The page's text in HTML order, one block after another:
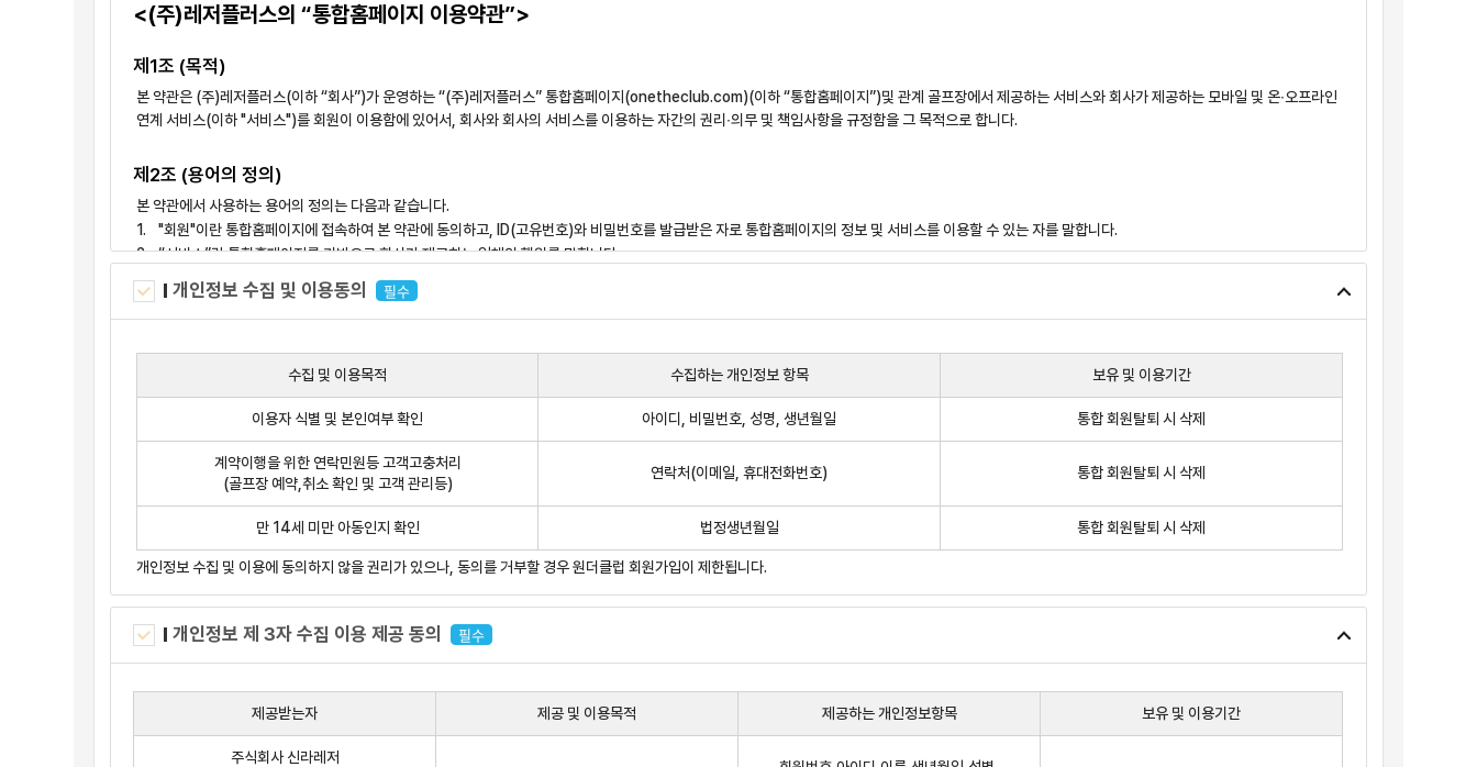
<(주)레저플러스의 “통합홈페이지 이용약관”>
제1조 (목적)
본 약관은 (주)레저플러스(이하 “회사”)가 운영하는 “(주)레저플러스” 통합홈페이지(onetheclub.com)(이하 “통합홈페이지”)및 관계 골프장에서 제공하는 서비스와 회사가 제공하는 모바일 및 온∙오프라인
연계 서비스(이하 "서비스")를 회원이 이용함에 있어서, 회사와 회사의 서비스를 이용하는 자간의 권리∙의무 및 책임사항을 규정함을 그 목적으로 합니다.
제2조 (용어의 정의)
본 약관에서 사용하는 용어의 정의는 다음과 같습니다.
"회원"이란 통합홈페이지에 접속하여 본 약관에 동의하고, ID(고유번호)와 비밀번호를 발급받은 자로 통합홈페이지의 정보 및 서비스를 이용할 수 있는 자를 말합니다.
“서비스”란 통합홈페이지를 기반으로 회사가 제공하는 일체의 행위를 말합니다.
제3조 (약관의 효력)
회사는 필요하다고 인정되는 경우 본 약관을 변경할 수 있으며, 회사가 약관을 변경할 경우에는 적용일자 및 변경사유를 명시하여 제1항과 같은 방법으로 그 적용일자 7일 전부터 공지합니다. 다만, 회원에게
한하여 본 항의 공지를 함으로써 개별 통지한 것으로 간주합니다.
제2항에 따라 변경 약관을 공지 또는 통지하면서, 회원에게 약관 변경 적용일까지 거부의사를 표시하지 아니할 경우, 약관의 변경에 동의한 것으로 간주한다는 내용을 공지 또는 통지하였음에도 회원이
명시적으로 약관 변경에 대한 거부의사를 표시하지 아니하면, 회원이 변경 약관에 동의한 것으로 간주합니다. 회원은 변경된 약관 사항에 동의하지 않으면 통합 계정 이용을 중단하고 이용 계약을 해지할 수
본 약관에서 정하지 아니한 내용과 이 약관의 해석에 관하여는 「전자상거래 등에서의 소비자보호에 관한 법률」, 「약관의 규제에 관한 법률」, 공정거래위원회가 정하는 「전자상거래 등에서의 소비자보호지침」
및 관계법령 또는 상관례에 따릅니다.
제4조 (회원 가입)
회원이 되고자 하는 자(이하 “가입신청자”)는 회사에서 정한 가입양식에 따라 정보를 기입한 후 본 약관에 동의한다는 의사표시를 함으로써 회원가입을 신청합니다.
회사는 다음 각 호의 1에 해당하는 경우 이용신청을 제한하거나, 유보할 수 있습니다.
가입신청자가 본 약관 제11조 제3항에 의하여 이전에 회원 자격을 상실한 적이 있는 경우. 다만 본 약관 제11조 제3항에 의한 회원자격 상실 후 3년이 경과한 자로서 회사의 회원 재가입 승낙을 얻은
경우에는 예외로 합니다.
등록 내용에 허위, 기재 누락, 오기가 있는 경우
타인의 명의를 사용하여 신청한 경우
개인정보 수집 및 이용동의 필수
수집 및 이용목적 수집하는 개인정보 항목 보유 및 이용기간
이용자 식별 및 본인여부 확인 아이디, 비밀번호, 성명, 생년월일 통합 회원탈퇴 시 삭제
계약이행을 위한 연락민원등 고객고충처리
(골프장 예약,취소 확인 및 고객 관리등)
연락처(이메일, 휴대전화번호) 통합 회원탈퇴 시 삭제
만 14세 미만 아동인지 확인 법정생년월일 통합 회원탈퇴 시 삭제
개인정보 수집 및 이용에 동의하지 않을 권리가 있으나, 동의를 거부할 경우 원더클럽 회원가입이 제한됩니다.
개인정보 제 3자 수집 이용 제공 동의 필수
제공받는자 제공 및 이용목적 제공하는 개인정보항목 보유 및 이용기간
주식회사 신라레저